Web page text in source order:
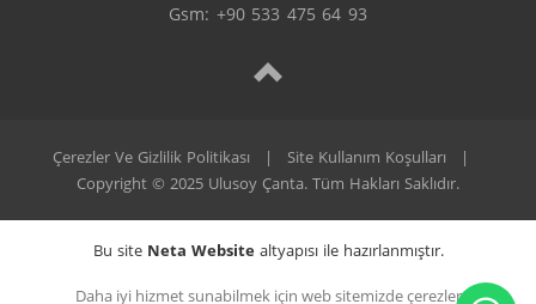
Gsm: +90 533 475 64 93
Çerezler Ve Gizlilik Politikası | Site Kullanım Koşulları
|
Copyright © 2025 Ulusoy Çanta. Tüm Hakları Saklıdır.
Bu site Neta Websitealtyapısı ile hazırlanmıştır.
Daha iyi hizmet sunabilmek için web sitemizde çerezler